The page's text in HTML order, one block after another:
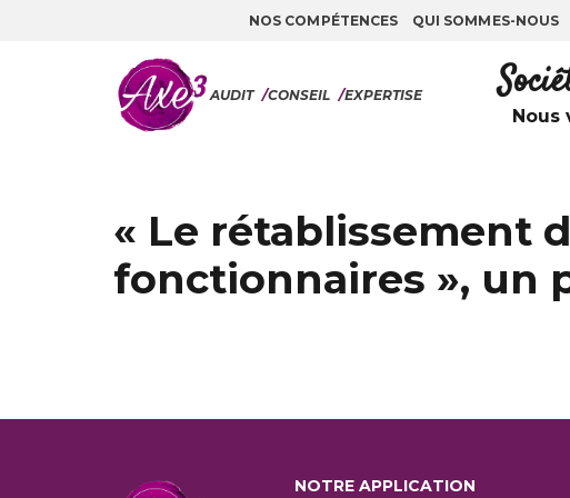
NOS COMPÉTENCES QUI SOMMES-NOUS
AUDIT /CONSEIL /EXPERTISE
Nous
« Le rétablissement
fonctionnaires », un
NOTRE APPLICATION